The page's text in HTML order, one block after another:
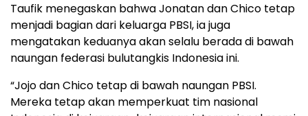
Taufik menegaskan bahwa Jonatan dan Chico tetap
menjadi bagian dari keluarga PBSI, ia juga
mengatakan keduanya akan selalu berada di bawah
naungan federasi bulutangkis Indonesia ini.
“Jojo dan Chico tetap di bawah naungan PBSI.
Mereka tetap akan memperkuat tim nasional